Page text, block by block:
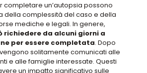
completare un’autopsia possono
della complessità del caso e della
mediche e legali. In genere,
richiedere da alcuni giorni a
per essere completata. Dopo
solitamente comunicati alle
e alle famiglie interessate. Questi
un impatto significativo sulle